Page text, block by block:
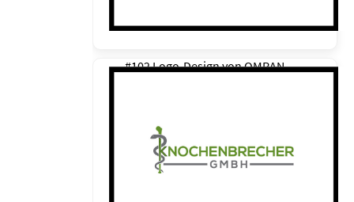
#102 Logo-Design vonOMRAN